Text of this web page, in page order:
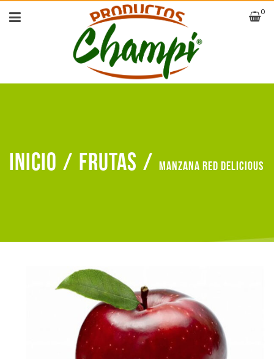
0
Inicio / Frutas / Manzana red delicious